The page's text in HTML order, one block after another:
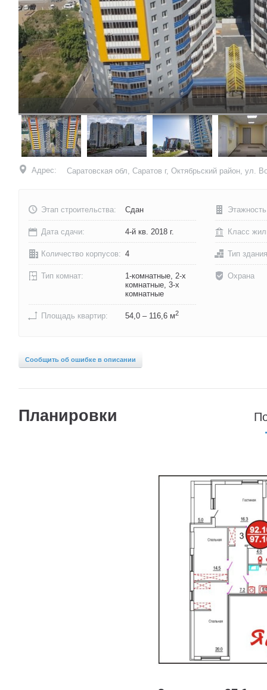
Адрес: Саратовская обл, Саратов г, Октябрьский район, ул.
Этап строительства: Сдан
Дата сдачи: 4-й кв. 2018 г.
Количество корпусов: 4
Тип комнат:
1-комнатные, 2-х
комнатные, 3-х
комнатные
Площадь квартир: 54,0 – 116,6 м2
Этажность
Класс
Тип
Охрана
Сообщить об ошибке в описании
Планировки